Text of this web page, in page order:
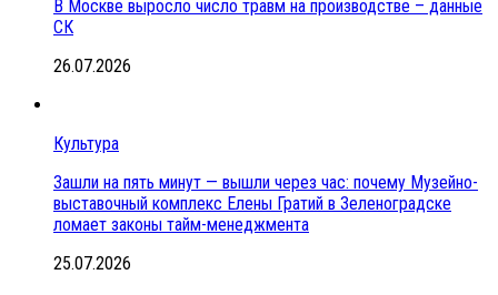
В Москве выросло число травм на производстве – данные
СК
26.07.2026
Культура
Зашли на пять минут — вышли через час: почему Музейно-
выставочный комплекс Елены Гратий в Зеленоградске
ломает законы тайм-менеджмента
25.07.2026